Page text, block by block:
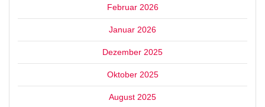
Februar 2026
Januar 2026
Dezember 2025
Oktober 2025
August 2025